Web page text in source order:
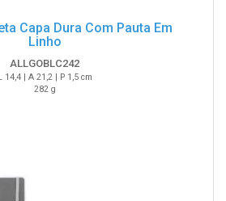
Capa Dura Com Pauta Em
Linho
ALLGOBLC242
14,4 | A 21,2 | P 1,5 cm
282 g